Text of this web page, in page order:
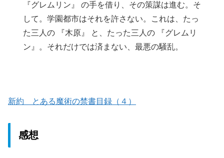
『グレムリン』 の手を借り、その策謀は進む。そ
して。学園都市はそれを許さない。これは、たっ
た三人の 『木原』 と、たった三人の 『グレムリ
ン』。それだけでは済まない、最悪の騒乱。
新約 とある魔術の禁書目録（４）
感想